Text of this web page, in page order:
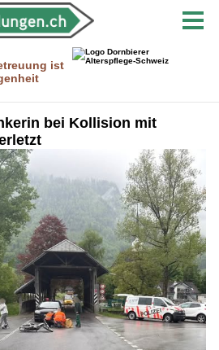
bei Kollision mit